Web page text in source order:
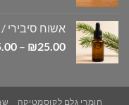
אשוח סיבירי / Siberian Fir essential oil
₪25.00
–
חומרי גלם לקוסמטיקה